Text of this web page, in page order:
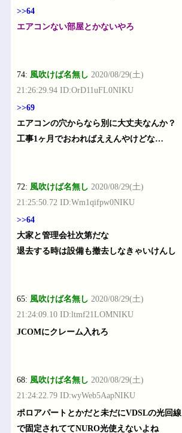
>>64
エアコンない部屋とかないやろ
74: 風吹けば名無し 2020/08/29(土)
21:26:29.94 ID:OrD11uFL0NIKU
>>69
エアコンの穴からなら別に大丈夫なんか？
工事1ヶ月でおわればええんやけどな…
72: 風吹けば名無し 2020/08/29(土)
21:25:50.72 ID:Wm1qifpw0NIKU
>>64
大家と管理会社次第だな
退去する時は設備も撤去しなきゃいけんし
65: 風吹けば名無し 2020/08/29(土)
21:24:09.10 ID:ltmf21LOMNIKU
JCOMにクレーム入れろ
68: 風吹けば名無し 2020/08/29(土)
21:24:22.79 ID:wyWeb5AapNIKU
ポロアパートとかだと未だにVDSLの光回線
で固定されててNURO光使えないよね